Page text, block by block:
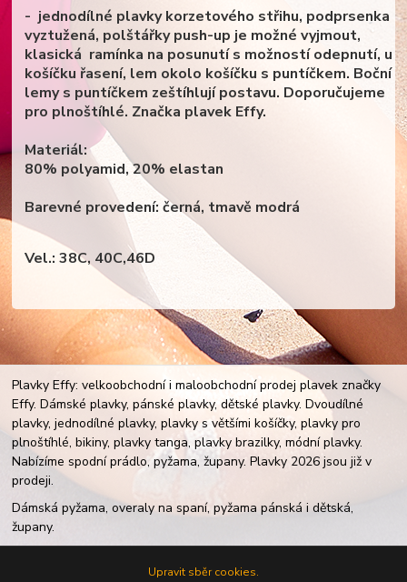
- jednodílné plavky korzetového střihu, podprsenka
vyztužená, polštářky push-up je možné vyjmout,
klasická ramínka na posunutí s možností odepnutí, u
košíčku řasení, lem okolo košíčku s puntíčkem. Boční
lemy s puntíčkem zeštíhlují postavu. Doporučujeme
pro plnoštíhlé. Značka plavek Effy.
Materiál:
80% polyamid, 20% elastan
Barevné provedení: černá, tmavě modrá
Vel.: 38C, 40C,46D
Plavky Effy: velkoobchodní i maloobchodní prodej plavek značky
Effy. Dámské plavky, pánské plavky, dětské plavky. Dvoudílné
plavky, jednodílné plavky, plavky s většími košíčky, plavky pro
plnoštíhlé, bikiny, plavky tanga, plavky brazilky, módní plavky.
Nabízíme spodní prádlo, pyžama, župany. Plavky 2026 jsou již v
prodeji.
Dámská pyžama, overaly na spaní, pyžama pánská i dětská,
župany.
Upravit sběr cookies.